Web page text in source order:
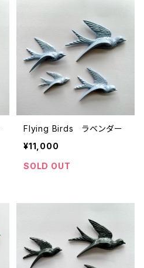
Flying Birds ラベンダー
¥11,000
SOLD OUT